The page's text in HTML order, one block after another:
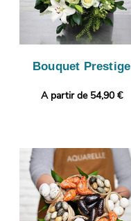
Bouquet Prestige
A partir de 54,90 €